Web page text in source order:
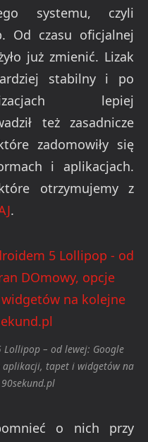
systemu, czyli
Od czasu oficjalnej
już zmienić. Lizak
stabilny i po
lepiej
też zasadnicze
zadomowiły się
i aplikacjach.
otrzymujemy z
.
– od lewej: Google
aplikacji, tapet i widgetów na
o nich przy